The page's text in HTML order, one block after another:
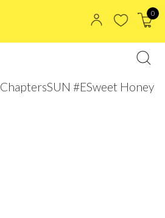
0
ChaptersSUN #ESweet Honey